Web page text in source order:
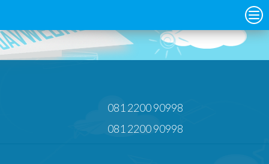
081 2200 90998
081 2200 90998